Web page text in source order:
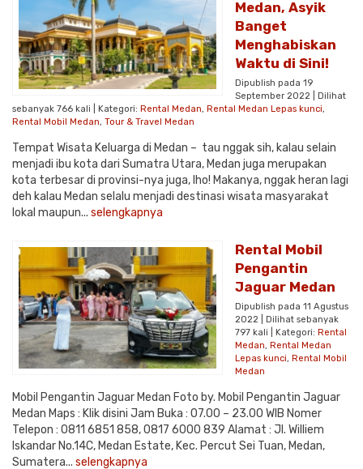
Medan, Asyik
Banget
Menghabiskan
Waktu di Sini!
Dipublish pada 19
September 2022 | Dilihat
sebanyak 766 kali | Kategori: Rental Medan, Rental Medan Lepas kunci,
Rental Mobil Medan, Tour & Travel Medan
Tempat Wisata Keluarga di Medan – tau nggak sih, kalau selain
menjadi ibu kota dari Sumatra Utara, Medan juga merupakan
kota terbesar di provinsi-nya juga, lho! Makanya, nggak heran lagi
deh kalau Medan selalu menjadi destinasi wisata masyarakat
lokal maupun... selengkapnya
Rental Mobil
Pengantin
Jaguar Medan
Dipublish pada 11 Agustus
2022 | Dilihat sebanyak
797 kali | Kategori: Rental
Medan, Rental Medan
Lepas kunci, Rental Mobil
Medan
Mobil Pengantin Jaguar Medan Foto by. Mobil Pengantin Jaguar
Medan Maps : Klik disini Jam Buka : 07.00 – 23.00 WIB Nomer
Telepon : 0811 6851 858, 0817 6000 839 Alamat : Jl. Williem
Iskandar No.14C, Medan Estate, Kec. Percut Sei Tuan, Medan,
Sumatera... selengkapnya